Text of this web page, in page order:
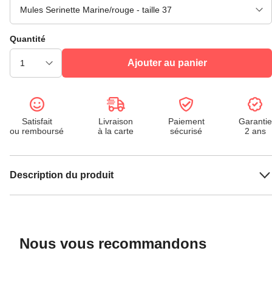
Quantité
Ajouter au panier
Satisfait
ou remboursé
Livraison
à la carte
Paiement
sécurisé
Garantie
2 ans
Description du produit
Nous vous recommandons